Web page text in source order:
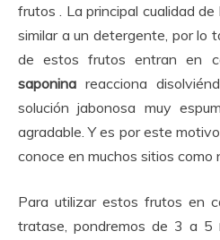
frutos . La principal cualidad
similar a un detergente, por lo
de estos frutos entran en
saponina reacciona
solución jabonosa muy
agradable. Y es por este
conoce en muchos sitios como
Para utilizar estos frutos en
tratase, pondremos de 3 a 5